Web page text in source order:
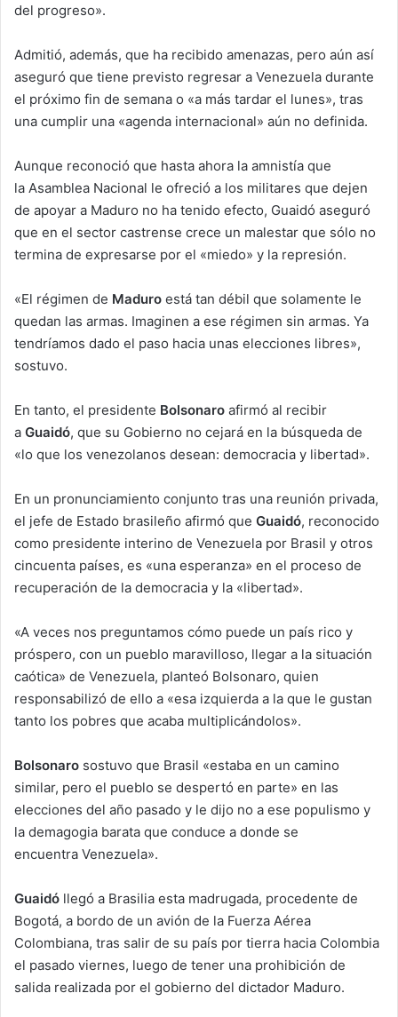
del progreso».
Admitió, además, que ha recibido amenazas, pero aún así
aseguró que tiene previsto regresar a Venezuela durante
el próximo fin de semana o «a más tardar el lunes», tras
una cumplir una «agenda internacional» aún no definida.
Aunque reconoció que hasta ahora la amnistía que
la Asamblea Nacional le ofreció a los militares que dejen
de apoyar a Maduro no ha tenido efecto, Guaidó aseguró
que en el sector castrense crece un malestar que sólo no
termina de expresarse por el «miedo» y la represión.
«El régimen de Maduro está tan débil que solamente le
quedan las armas. Imaginen a ese régimen sin armas. Ya
tendríamos dado el paso hacia unas elecciones libres»,
sostuvo.
En tanto, el presidente Bolsonaro afirmó al recibir
a Guaidó, que su Gobierno no cejará en la búsqueda de
«lo que los venezolanos desean: democracia y libertad».
En un pronunciamiento conjunto tras una reunión privada,
el jefe de Estado brasileño afirmó que Guaidó, reconocido
como presidente interino de Venezuela por Brasil y otros
cincuenta países, es «una esperanza» en el proceso de
recuperación de la democracia y la «libertad».
«A veces nos preguntamos cómo puede un país rico y
próspero, con un pueblo maravilloso, llegar a la situación
caótica» de Venezuela, planteó Bolsonaro, quien
responsabilizó de ello a «esa izquierda a la que le gustan
tanto los pobres que acaba multiplicándolos».
Bolsonaro sostuvo que Brasil «estaba en un camino
similar, pero el pueblo se despertó en parte» en las
elecciones del año pasado y le dijo no a ese populismo y
la demagogia barata que conduce a donde se
encuentra Venezuela».
Guaidó llegó a Brasilia esta madrugada, procedente de
Bogotá, a bordo de un avión de la Fuerza Aérea
Colombiana, tras salir de su país por tierra hacia Colombia
el pasado viernes, luego de tener una prohibición de
salida realizada por el gobierno del dictador Maduro.